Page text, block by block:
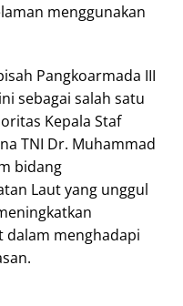
menggunakan
Pangkoarmada III
sebagai salah satu
Kepala Staf
TNI Dr. Muhammad
bidang
Laut yang unggul
dalam menghadapi